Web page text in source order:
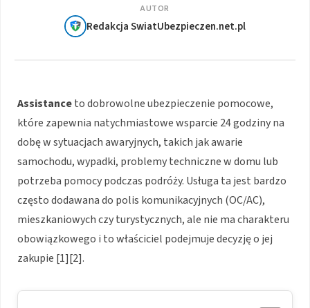
AUTOR
Redakcja SwiatUbezpieczen.net.pl
Assistanceto dobrowolne ubezpieczenie pomocowe,
które zapewnia natychmiastowe wsparcie 24 godziny na
dobę w sytuacjach awaryjnych, takich jak awarie
samochodu, wypadki, problemy techniczne w domu lub
potrzeba pomocy podczas podróży. Usługa ta jest bardzo
często dodawana do polis komunikacyjnych (OC/AC),
mieszkaniowych czy turystycznych, ale nie ma charakteru
obowiązkowego i to właściciel podejmuje decyzję o jej
zakupie [1][2].